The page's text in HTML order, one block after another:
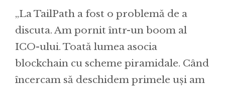
„La TailPath a fost o problemă de a
discuta. Am pornit într-un boom al
ICO-ului. Toată lumea asocia
blockchain cu scheme piramidale. Când
încercam să deschidem primele uși am